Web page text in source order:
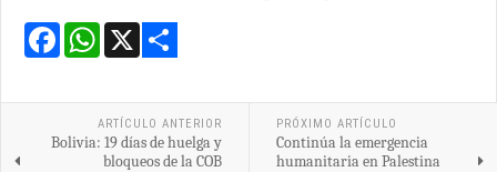
Facebook
WhatsApp
ARTÍCULO ANTERIOR
Bolivia: 19 días de huelga y
bloqueos de la COB
PRÓXIMO ARTÍCULO
Continúa la emergencia
humanitaria en Palestina